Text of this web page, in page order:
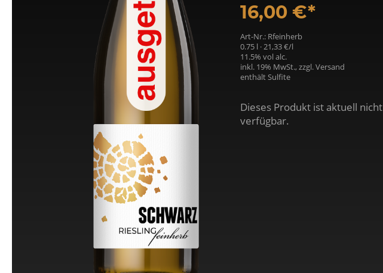
16,00 €*
Art-Nr.: Rfeinherb
0.75 l · 21,33 €/l
11.5% vol alc.
inkl. 19% MwSt., zzgl. Versand
enthält Sulfite
Dieses Produkt ist aktuell nicht
verfügbar.